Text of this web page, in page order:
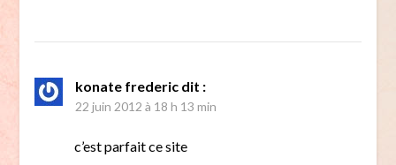
konate frederic dit :
22 juin 2012 à 18 h 13 min
c’est parfait ce site